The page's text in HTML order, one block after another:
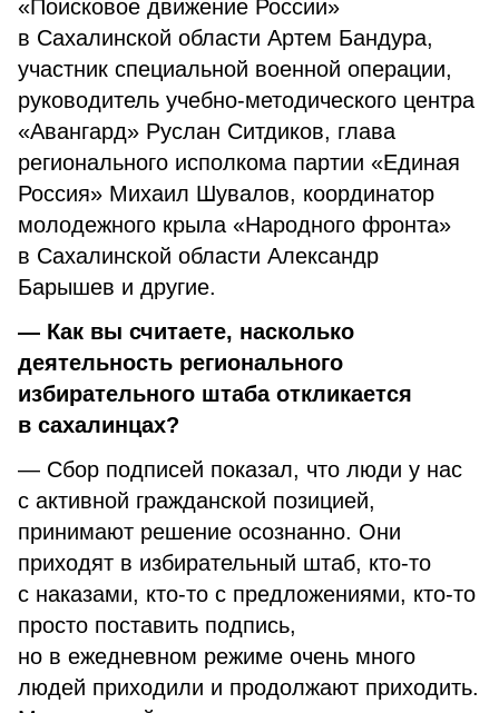
«Поисковое движение России»
в Сахалинской области Артем Бандура,
участник специальной военной операции,
руководитель учебно-методического центра
«Авангард» Руслан Ситдиков, глава
регионального исполкома партии «Единая
Россия» Михаил Шувалов, координатор
молодежного крыла «Народного фронта»
в Сахалинской области Александр
Барышев и другие.
— Как вы считаете, насколько
деятельность регионального
избирательного штаба откликается
в сахалинцах?
— Сбор подписей показал, что люди у нас
с активной гражданской позицией,
принимают решение осознанно. Они
приходят в избирательный штаб, кто-то
с наказами, кто-то с предложениями, кто-то
просто поставить подпись,
но в ежедневном режиме очень много
людей приходили и продолжают приходить.